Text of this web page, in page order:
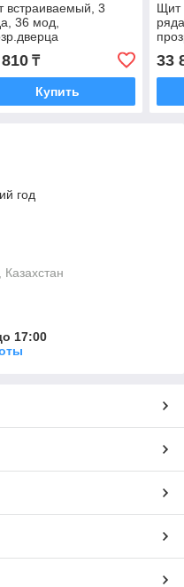
встраиваемый, 3
36 мод,
₸
Купить
Щит
33
год
17:00